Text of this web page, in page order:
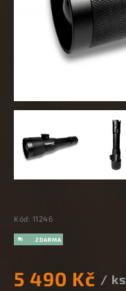
Kód: 11246
5 490 Kč / ks